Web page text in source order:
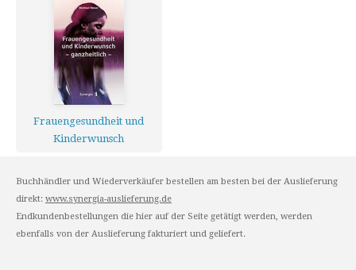
Frauengesundheit und
Kinderwunsch
Buchhändler und Wiederverkäufer bestellen am besten bei der Auslieferung
direkt: www.synergia-auslieferung.de
Endkundenbestellungen die hier auf der Seite getätigt werden, werden
ebenfalls von der Auslieferung fakturiert und geliefert.